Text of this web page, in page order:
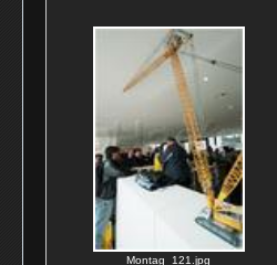
Montag_121.jpg